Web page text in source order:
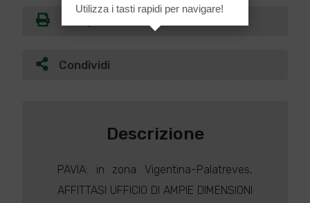
Condividi
Descrizione
PAVIA: in zona Vigentina-Palatreves,
AFFITTASI UFFICIO DI AMPIE DIMENSIONI
Utilizza i tasti rapidi per navigare!